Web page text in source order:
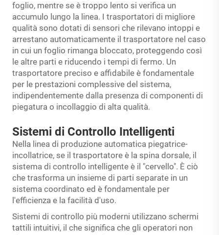
foglio, mentre se è troppo lento si verifica un
accumulo lungo la linea. I trasportatori di migliore
qualità sono dotati di sensori che rilevano intoppi e
arrestano automaticamente il trasportatore nel caso
in cui un foglio rimanga bloccato, proteggendo così
le altre parti e riducendo i tempi di fermo. Un
trasportatore preciso e affidabile è fondamentale
per le prestazioni complessive del sistema,
indipendentemente dalla presenza di componenti di
piegatura o incollaggio di alta qualità.
Sistemi di Controllo Intelligenti
Nella linea di produzione automatica piegatrice-
incollatrice, se il trasportatore è la spina dorsale, il
sistema di controllo intelligente è il "cervello". È ciò
che trasforma un insieme di parti separate in un
sistema coordinato ed è fondamentale per
l'efficienza e la facilità d'uso.
Sistemi di controllo più moderni utilizzano schermi
tattili intuitivi, il che significa che gli operatori non